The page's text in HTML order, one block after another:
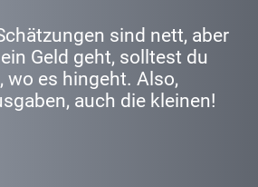
sind nett, aber
Geld geht, solltest du
wo es hingeht. Also,
auch die kleinen!